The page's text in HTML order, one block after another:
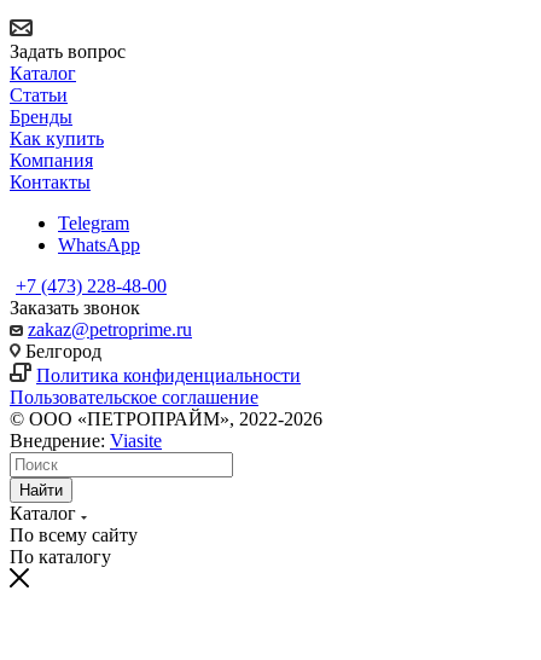
Задать вопрос
Каталог
Статьи
Бренды
Как купить
Компания
Контакты
Telegram
WhatsApp
+7 (473) 228-48-00
Заказать звонок
zakaz@petroprime.ru
Белгород
Политика конфиденциальности
Пользовательское соглашение
© ООО «ПЕТРОПРАЙМ», 2022-2026
Внедрение: Viasite
Найти
Каталог
По всему сайту
По каталогу